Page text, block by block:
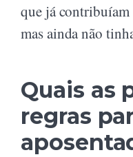
que já contribuíam
mas ainda não
Quais as
regras